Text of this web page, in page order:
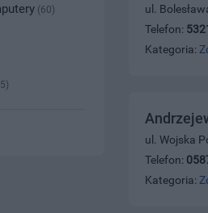
ul.
Telefon:
Kategoria:
ul. Wojska
Telefon:
Kategoria:
(60)